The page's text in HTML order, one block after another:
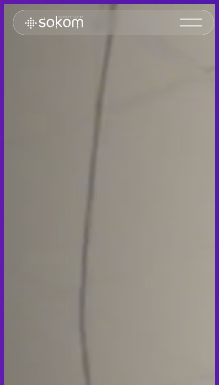
Sokom Srl a socio unico – Servizi e Telecomunicazioni
Progettiamo e realizziamo soluzioni IT e di Telecomunicazioni innovative per Aziende e Pubblica Amministrazione